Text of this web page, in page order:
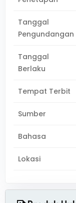
Tanggal
Pengundangan
Tanggal
Berlaku
Tempat Terbit
Sumber
Bahasa
Lokasi